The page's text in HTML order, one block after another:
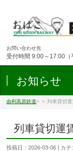
お問い合わせ先
受付時間 9:00～17:00（
お知らせ
由利高原鉄道> > 列車貸切
列車貸切運
投稿日：2026-03-06 | カテ